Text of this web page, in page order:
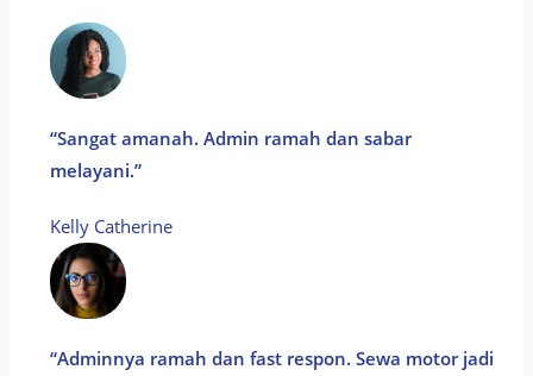
“Sangat amanah. Admin ramah dan sabar
melayani.”
Kelly Catherine​
“Adminnya ramah dan fast respon. Sewa motor jadi